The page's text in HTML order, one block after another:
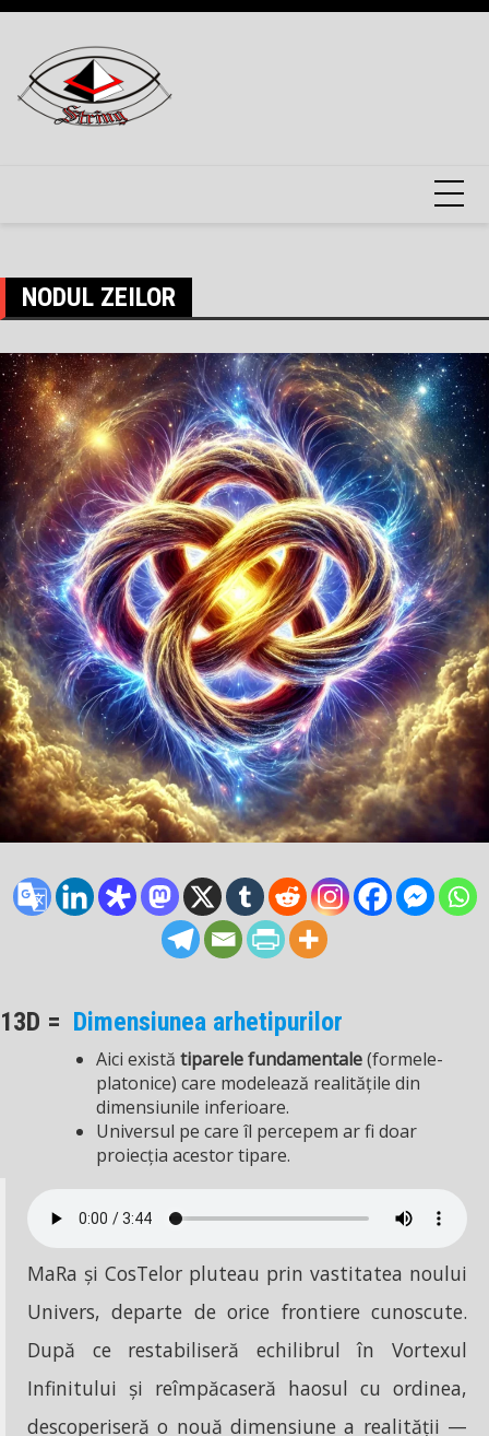
Skip
content
NODUL ZEILOR
13D = Dimensiunea arhetipurilor
Aici există tiparele fundamentale(formele-
platonice) care modelează realitățile din
dimensiunile inferioare.
Universul pe care îl percepem ar fi doar
proiecția acestor tipare.
MaRa și CosTelor pluteau prin vastitatea noului
Univers, departe de orice frontiere cunoscute.
După ce restabiliseră echilibrul în Vortexul
Infinitului și reîmpăcaseră haosul cu ordinea,
descoperiseră o nouă dimensiune a realității —